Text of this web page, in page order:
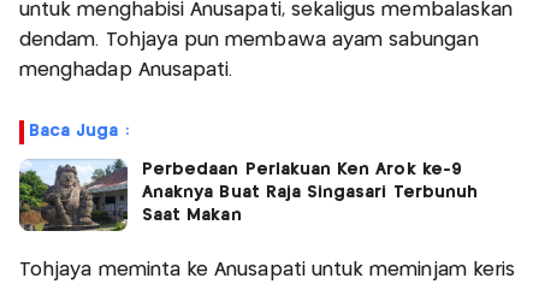
untuk menghabisi Anusapati, sekaligus membalaskan
dendam. Tohjaya pun membawa ayam sabungan
menghadap Anusapati.
Baca Juga :
Perbedaan Perlakuan Ken Arok ke-9
Anaknya Buat Raja Singasari Terbunuh
Saat Makan
Tohjaya meminta ke Anusapati untuk meminjam keris